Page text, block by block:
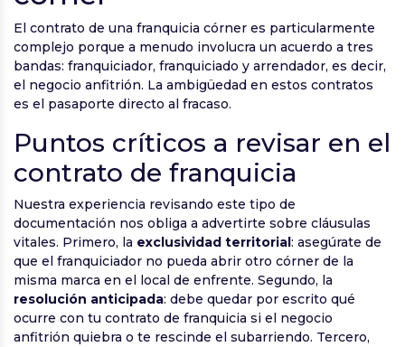
El contrato de una franquicia córner es particularmente
complejo porque a menudo involucra un acuerdo a tres
bandas: franquiciador, franquiciado y arrendador, es decir,
el negocio anfitrión. La ambigüedad en estos contratos
es el pasaporte directo al fracaso.
Puntos críticos a revisar en el
contrato de franquicia
Nuestra experiencia revisando este tipo de
documentación nos obliga a advertirte sobre cláusulas
vitales. Primero, la exclusividad territorial : asegúrate de
que el franquiciador no pueda abrir otro córner de la
misma marca en el local de enfrente. Segundo, la
resolución anticipada: debe quedar por escrito qué
ocurre con tu contrato de franquicia si el negocio
anfitrión quiebra o te rescinde el subarriendo. Tercero,